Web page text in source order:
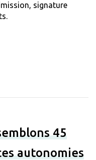
signature
45
autonomies